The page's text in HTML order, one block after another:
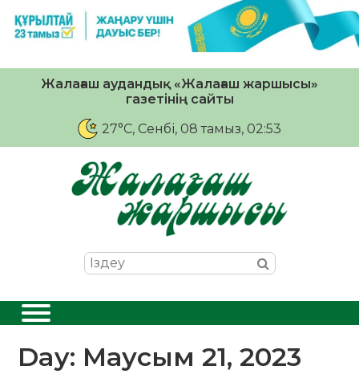
Жалағаш аудандық «Жалағаш жаршысы»
газетінің сайты
27°C, Сенбі, 08 тамыз, 02:53
Day: Маусым 21, 2023